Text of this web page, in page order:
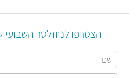
הצטרפו לניוזלטר השבועי